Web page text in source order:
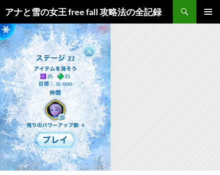
アナと雪の女王 free fall 攻略法の全記録
索
メインメ
ニュー
ン
テ
ン
ツ
へ
ス
キ
ッ
プ